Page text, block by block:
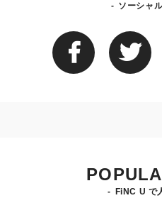
ソーシャ
FiNC U で